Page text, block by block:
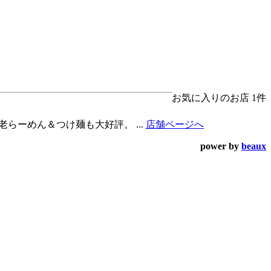
お気に入りのお店 1件
らーめん＆つけ麺も大好評。 ... 店舗ページへ
power by beaux